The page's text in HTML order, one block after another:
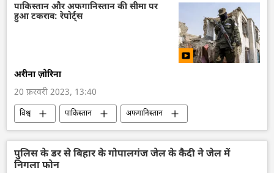
पाकिस्तान और अफगानिस्तान की सीमा पर
हुआ टकराव: रेपोर्ट्स
अरीना ज़ोरिना
20 फ़रवरी 2023, 13:40
विश्व पाकिस्तान
अफगानिस्तान
सीमा विवाद
तालिबान दुर्घटना
पुलिस के डर से बिहार के गोपालगंज जेल के कैदी ने जेल में
निगला फोन